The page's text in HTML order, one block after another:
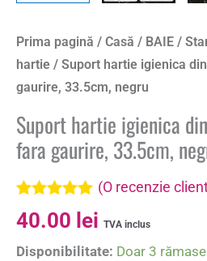
Prima pagină / Casă / BAIE /
hartie / Suport hartie igienica
gaurire, 33.5cm, negru
Suport hartie igienica
fara gaurire, 33.5cm,
Evaluat la
5.00din 5 pe
singure
(O recenzie
40.00 lei TVA inclus
Disponibilitate: Doar 3